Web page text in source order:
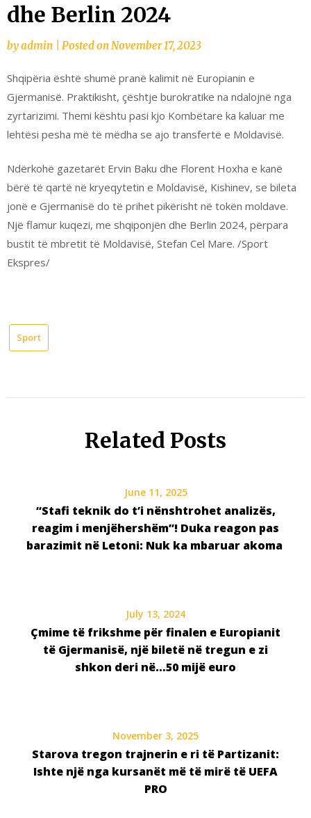
dhe Berlin 2024
byadmin Posted on November 17, 2023
Shqipëria është shumë pranë kalimit në Europianin e
Gjermanisë. Praktikisht, çështje burokratike na ndalojnë nga
zyrtarizimi. Themi kështu pasi kjo Kombëtare ka kaluar me
lehtësi pesha më të mëdha se ajo transfertë e Moldavisë.
Ndërkohë gazetarët Ervin Baku dhe Florent Hoxha e kanë
bërë të qartë në kryeqytetin e Moldavisë, Kishinev, se bileta
jonë e Gjermanisë do të prihet pikërisht në tokën moldave.
Një flamur kuqezi, me shqiponjën dhe Berlin 2024, përpara
bustit të mbretit të Moldavisë, Stefan Cel Mare. /Sport
Ekspres/
Sport
Related Posts
June 11, 2025
“Stafi teknik do t’i nënshtrohet analizës,
reagim i menjëhershëm”! Duka reagon pas
barazimit në Letoni: Nuk ka mbaruar akoma
July 13, 2024
Çmime të frikshme për finalen e Europianit
të Gjermanisë, një biletë në tregun e zi
shkon deri në…50 mijë euro
November 3, 2025
Starova tregon trajnerin e ri të Partizanit:
Ishte një nga kursanët më të mirë të UEFA
PRO